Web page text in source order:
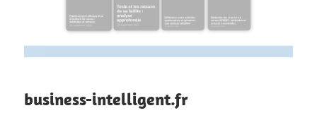
business-intelligent.fr